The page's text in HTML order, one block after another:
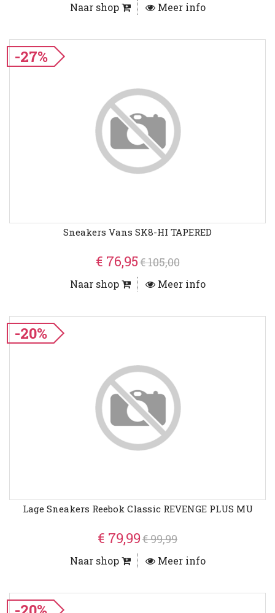
Naar shop Meer info
-27%
Sneakers Vans SK8-HI TAPERED
€ 76,95€ 105,00
Naar shop Meer info
-20%
Lage Sneakers Reebok Classic REVENGE PLUS MU
€ 79,99€ 99,99
Naar shop Meer info